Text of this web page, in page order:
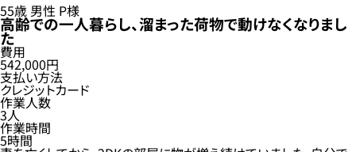
55歳 男性 P様
高齢での一人暮らし、溜まった荷物で動けなくなりまし
た
費用
542,000円
支払い方法
クレジットカード
作業人数
3人
作業時間
5時間